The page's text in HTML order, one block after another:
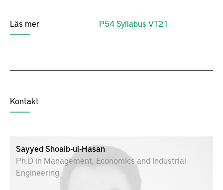
Läs mer P54 Syllabus VT21
Kontakt
Sayyed Shoaib-ul-Hasan
Ph.D in Management, Economics and Industrial
Engineering